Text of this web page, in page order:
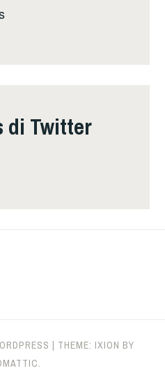
di Twitter
| THEME: IXION BY